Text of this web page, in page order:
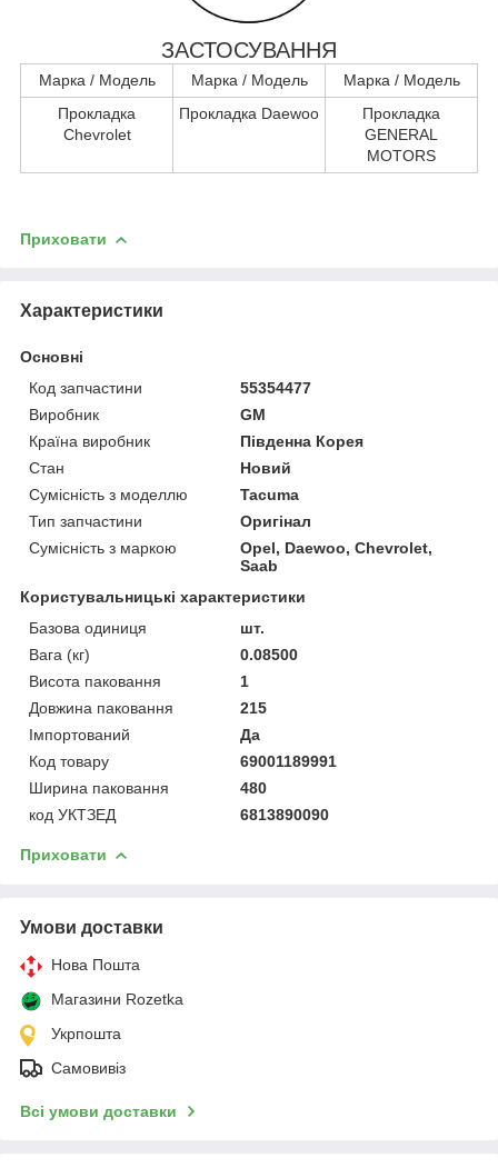
ЗАСТОСУВАННЯ
Марка / Модель Марка / Модель
Марка / Модель
Прокладка
Chevrolet
Прокладка Daewoo
Прокладка
GENERAL
MOTORS
Приховати
Характеристики
Основні
Код запчастини
55354477
Виробник
GM
Країна виробник
Південна Корея
Стан
Новий
Сумісність з моделлю
Tacuma
Тип запчастини
Оригінал
Сумісність з маркою
Opel, Daewoo, Chevrolet,
Saab
Користувальницькі характеристики
Базова одиниця
шт.
Вага (кг)
0.08500
Висота паковання
1
Довжина паковання
215
Імпортований
Да
Код товару
69001189991
Ширина паковання
480
код УКТЗЕД
6813890090
Приховати
Умови доставки
Нова Пошта
Магазини Rozetka
Укрпошта
Самовивіз
Всі умови доставки